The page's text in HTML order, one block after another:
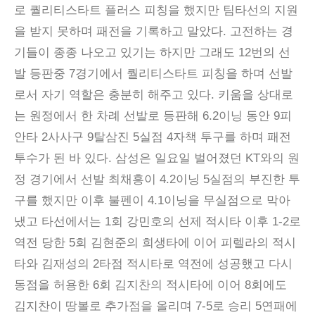
로 퀄리티스타트 플러스 피칭을 했지만 팀타선의 지원
을 받지 못하며 패전을 기록하고 말았다. 고전하는 경
기들이 종종 나오고 있기는 하지만 그래도 12번의 선
발 등판중 7경기에서 퀄리티스타트 피칭을 하며 선발
로서 자기 역할은 충분히 해주고 있다. 키움을 상대로
는 원정에서 한 차례 선발로 등판해 6.2이닝 동안 9피
안타 2사사구 9탈삼진 5실점 4자책 투구를 하며 패전
투수가 된 바 있다. 삼성은 일요일 벌어졌던 KT와의 원
정 경기에서 선발 최채흥이 4.2이닝 5실점의 부진한 투
구를 했지만 이후 불펜이 4.1이닝을 무실점으로 막아
냈고 타선에서는 1회 강민호의 선제 적시타 이후 1-2로
역전 당한 5회 김현준의 희생타에 이어 피렐라의 적시
타와 김재성의 2타점 적시타로 역전에 성공했고 다시
동점을 허용한 6회 김지찬의 적시타에 이어 8회에도
김지찬이 땅볼로 추가점을 올리며 7-5로 승리 5연패에